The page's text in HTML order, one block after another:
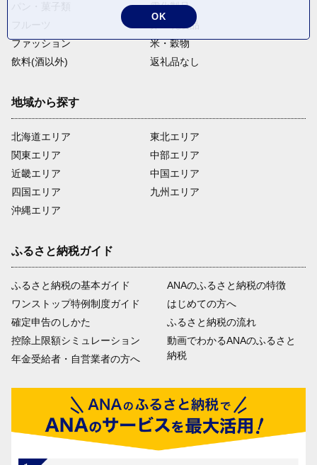
電化製品
卵・乳製品
ファッション
米・穀物
飲料(酒以外)
返礼品なし
地域から探す
北海道エリア
関東エリア
近畿エリア
四国エリア
沖縄エリア
東北エリア
中部エリア
中国エリア
九州エリア
ふるさと納税ガイド
ふるさと納税の基本ガイド
ワンストップ特例制度ガイド
確定申告のしかた
控除上限額シミュレーション
年金受給者・自営業者の方へ
ANAのふるさと納税の特徴
はじめての方へ
ふるさと納税の流れ
動画でわかるANAのふるさと
納税
OK